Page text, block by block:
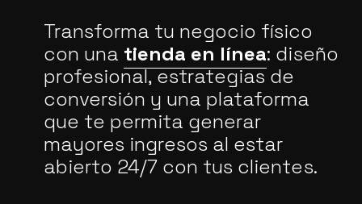
Transforma tu negocio físico
con una tienda en línea: diseño
profesional, estrategias de
conversión y una plataforma
que te permita generar
mayores ingresos al estar
abierto 24/7 con tus clientes.